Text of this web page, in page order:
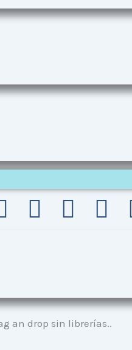
an drop sin librerías..